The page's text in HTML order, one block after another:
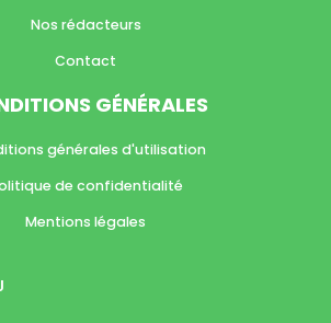
Nos rédacteurs
Contact
GÉNÉRALES
générales d'utilisation
de confidentialité
Mentions légales